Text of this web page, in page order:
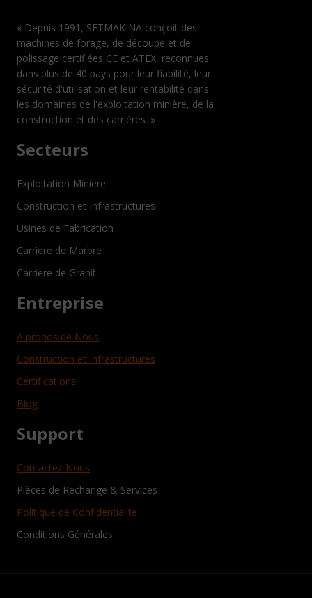
« Depuis 1991, SETMAKINA conçoit des
machines de forage, de découpe et de
polissage certifiées CE et ATEX, reconnues
dans plus de 40 pays pour leur fiabilité, leur
sécurité d'utilisation et leur rentabilité dans
les domaines de l'exploitation minière, de la
construction et des carrières. »
Secteurs
Exploitation Miniere
Construction et Infrastructures
Usines de Fabrication
Carriere de Marbre
Carriere de Granit
Entreprise
A propos de Nous
Construction et Infrastructures
Certifications
Blog
Support
Contactez Nous
Pièces de Rechange & Services
Politique de Confidentialite
Conditions Générales